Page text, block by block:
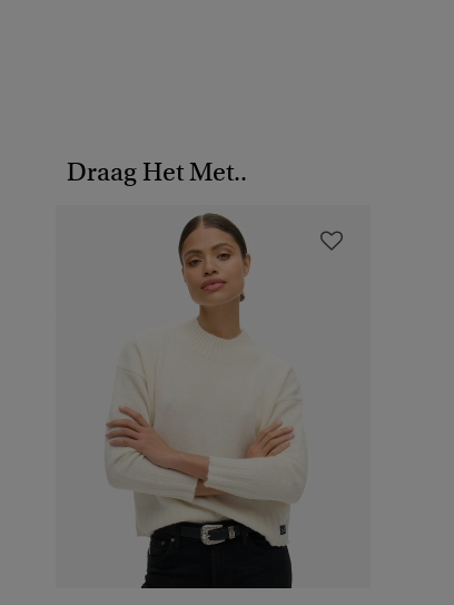
Draag Het Met..